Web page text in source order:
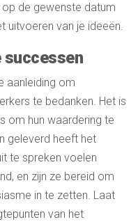
de gewenste datum
uitvoeren van je ideeën.
successen
aanleiding om
te bedanken. Het is
om hun waardering te
geleverd heeft het
te spreken voelen
en zijn ze bereid om
in te zetten. Laat
van het